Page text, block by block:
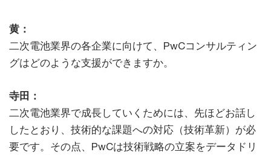
黄：
二次電池業界の各企業に向けて、PwCコンサルティン
グはどのような支援ができますか。
寺田：
二次電池業界で成長していくためには、先ほどお話し
したとおり、技術的な課題への対応（技術革新）が必
要です。その点、PwCは技術戦略の立案をデータドリ